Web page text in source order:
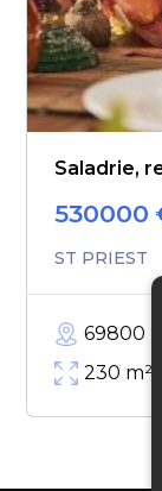
Saladrie,
530000
ST PRIEST
69800
230 m²